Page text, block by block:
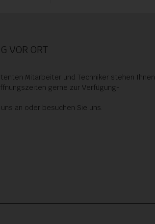
VOR ORT
Mitarbeiter und Techniker stehen Ihnen
gerne zur Verfügung-
an oder besuchen Sie uns.